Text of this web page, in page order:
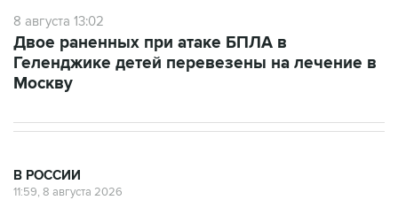
8 августа 13:02
Двое раненных при атаке БПЛА в
Геленджике детей перевезены на лечение в
Москву
В РОССИИ
11:59, 8 августа 2026